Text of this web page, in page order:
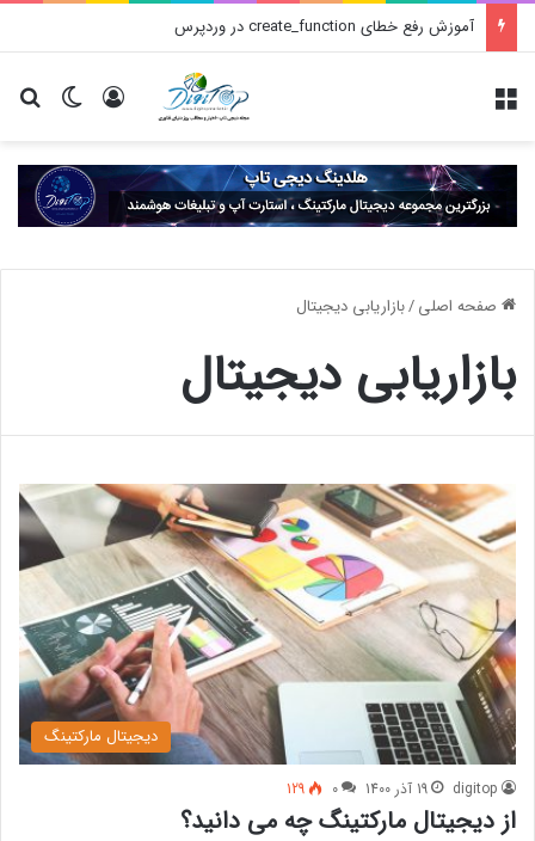
آموزش رفع خطای create_function در وردپرس
تغییر ورود
صفحه اصلی/بازاریابی دیجیتال
بازاریابی دیجیتال
دیجیتال مارکتینگ
digitop 19 آذر 1400 0
129
از دیجیتال مارکتینگ چه می دانید؟